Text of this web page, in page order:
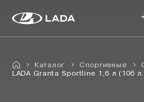
Каталог Спортивные
LADA Granta Sportline 1,6 л (106